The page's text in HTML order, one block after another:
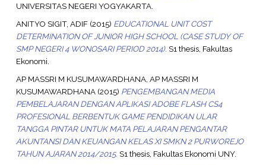
UNIVERSITAS NEGERI YOGYAKARTA.
ANITYO SIGIT, ADIF(2015) EDUCATIONAL UNIT COST
DETERMINATION OF JUNIOR HIGH SCHOOL (CASE STUDY OF
SMP NEGERI 4 WONOSARI PERIOD 2014). S1 thesis, Fakultas
Ekonomi.
AP MASSRI M KUSUMAWARDHANA, AP MASSRI M
KUSUMAWARDHANA(2015) PENGEMBANGAN MEDIA
PEMBELAJARAN DENGAN APLIKASI ADOBE FLASH CS4
PROFESIONAL BERBENTUK GAME PENDIDIKAN ULAR
TANGGA PINTAR UNTUK MATA PELAJARAN PENGANTAR
AKUNTANSI DAN KEUANGAN KELAS XI SMKN 2 PURWOREJO
TAHUN AJARAN 2014/2015. S1 thesis, Fakultas Ekonomi UNY.